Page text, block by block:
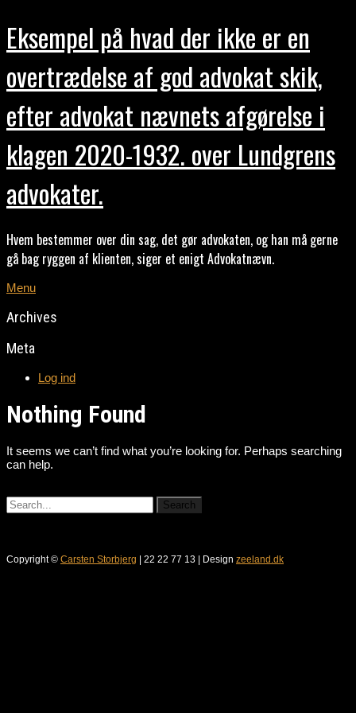
Eksempel på hvad der ikke er en
overtrædelse af god advokat skik,
efter advokat nævnets afgørelse i
klagen 2020-1932. over Lundgrens
advokater.
Hvem bestemmer over din sag, det gør advokaten, og han må gerne
gå bag ryggen af klienten, siger et enigt Advokatnævn.
Menu
Archives
Meta
Log ind
Nothing Found
It seems we can’t find what you’re looking for. Perhaps searching
can help.
Copyright © Carsten Storbjerg | 22 22 77 13 | Design zeeland.dk